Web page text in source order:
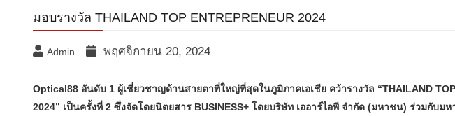
มอบรางวัล THAILAND TOP ENTREPRENEUR 2024
Admin พฤศจิกายน 20, 2024
Optical88 อันดับ 1 ผู้เชี่ยวชาญด้านสายตาที่ใหญ่ที่สุดในภูมิภาคเอเชีย คว้ารางวัล “THAILAND TOP
2024” เป็นครั้งที่ 2 ซึ่งจัดโดยนิตยสาร BUSINESS+ โดยบริษัท เออาร์ไอพี จำกัด (มหาชน) ร่วมกับม